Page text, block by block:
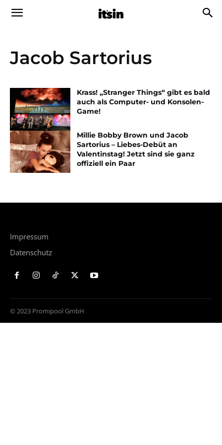
Jacob Sartorius
Krass! „Stranger Things“ gibt es bald
auch als Computer- und Konsolen-
Game!
Millie Bobby Brown und Jacob
Sartorius – Liebes-Debüt an
Valentinstag! Jetzt sind sie ganz
offiziell ein Paar
Impressum
Datenschutz
© 2023 Promipool GmbH